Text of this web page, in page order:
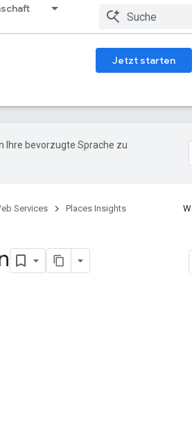
Jetzt starten
Ihre bevorzugte Sprache zu
Services
Places Insights